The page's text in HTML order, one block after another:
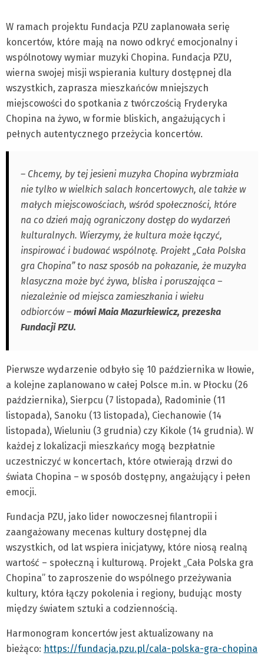
W ramach projektu Fundacja PZU zaplanowała serię
koncertów, które mają na nowo odkryć emocjonalny i
wspólnotowy wymiar muzyki Chopina. Fundacja PZU,
wierna swojej misji wspierania kultury dostępnej dla
wszystkich, zaprasza mieszkańców mniejszych
miejscowości do spotkania z twórczością Fryderyka
Chopina na żywo, w formie bliskich, angażujących i
pełnych autentycznego przeżycia koncertów.
– Chcemy, by tej jesieni muzyka Chopina wybrzmiała
nie tylko w wielkich salach koncertowych, ale także w
małych miejscowościach, wśród społeczności, które
na co dzień mają ograniczony dostęp do wydarzeń
kulturalnych. Wierzymy, że kultura może łączyć,
inspirować i budować wspólnotę. Projekt „Cała Polska
gra Chopina” to nasz sposób na pokazanie, że muzyka
klasyczna może być żywa, bliska i poruszająca –
niezależnie od miejsca zamieszkania i wieku
odbiorców – mówi Maia Mazurkiewicz, prezeska
Fundacji PZU.
Pierwsze wydarzenie odbyło się 10 października w Iłowie,
a kolejne zaplanowano w całej Polsce m.in. w Płocku (26
października), Sierpcu (7 listopada), Radominie (11
listopada), Sanoku (13 listopada), Ciechanowie (14
listopada), Wieluniu (3 grudnia) czy Kikole (14 grudnia). W
każdej z lokalizacji mieszkańcy mogą bezpłatnie
uczestniczyć w koncertach, które otwierają drzwi do
świata Chopina – w sposób dostępny, angażujący i pełen
emocji.
Fundacja PZU, jako lider nowoczesnej filantropii i
zaangażowany mecenas kultury dostępnej dla
wszystkich, od lat wspiera inicjatywy, które niosą realną
wartość – społeczną i kulturową. Projekt „Cała Polska gra
Chopina” to zaproszenie do wspólnego przeżywania
kultury, która łączy pokolenia i regiony, budując mosty
między światem sztuki a codziennością.
Harmonogram koncertów jest aktualizowany na
bieżąco: https://fundacja.pzu.pl/cala-polska-gra-chopina